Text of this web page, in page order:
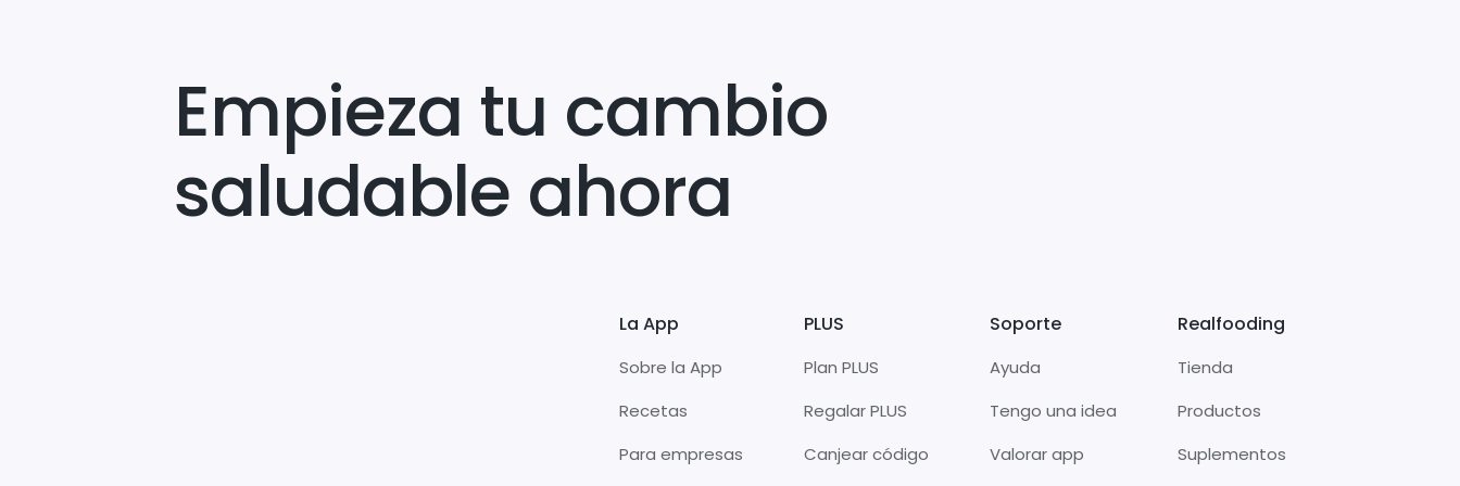
Empieza tu cambio
saludable ahora
La App
Sobre la App
Recetas
Para empresas
PLUS
Plan PLUS
Regalar PLUS
Canjear código
Soporte
Ayuda
Tengo una idea
Valorar app
Realfooding
Tienda
Productos
Suplementos